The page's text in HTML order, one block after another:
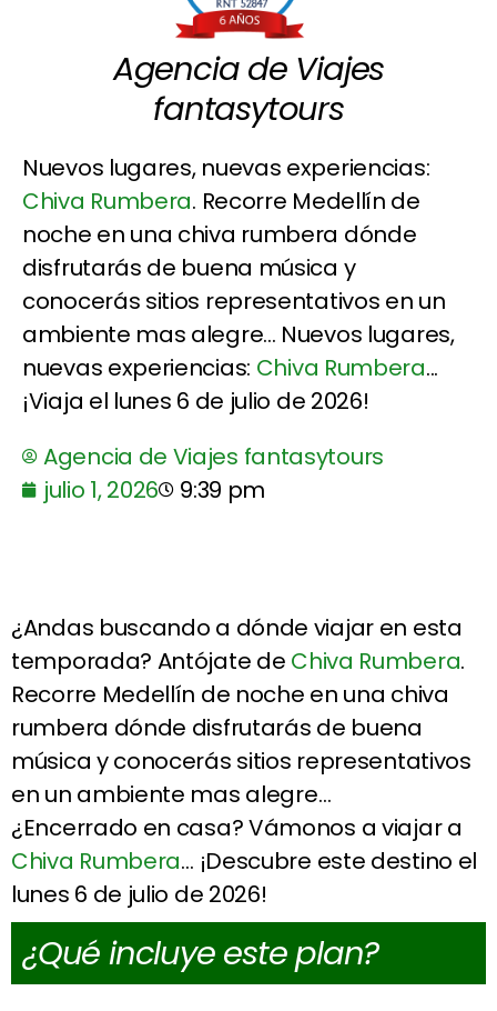
Agencia de Viajes
fantasytours
Nuevos lugares, nuevas experiencias:
Chiva Rumbera. Recorre Medellín de
noche en una chiva rumbera dónde
disfrutarás de buena música y
conocerás sitios representativos en un
ambiente mas alegre... Nuevos lugares,
nuevas experiencias: Chiva Rumbera...
¡Viaja el lunes 6 de julio de 2026!
Agencia de Viajes fantasytours
julio 1, 2026
9:39 pm
¿Andas buscando a dónde viajar en esta
temporada? Antójate de Chiva Rumbera.
Recorre Medellín de noche en una chiva
rumbera dónde disfrutarás de buena
música y conocerás sitios representativos
en un ambiente mas alegre…
¿Encerrado en casa? Vámonos a viajar a
Chiva Rumbera… ¡Descubre este destino el
lunes 6 de julio de 2026!
¿Qué incluye este plan?